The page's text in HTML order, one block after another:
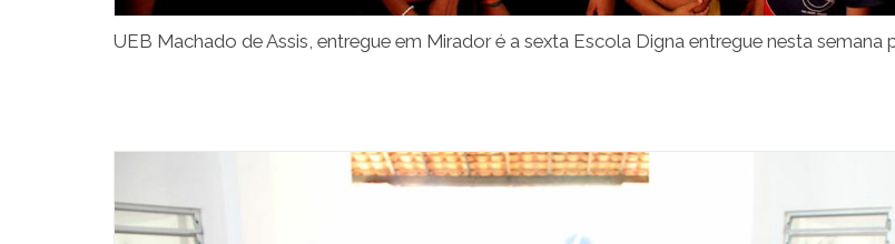
UEB Machado de Assis, entregue em Mirador é a sexta Escola Digna entregue nesta